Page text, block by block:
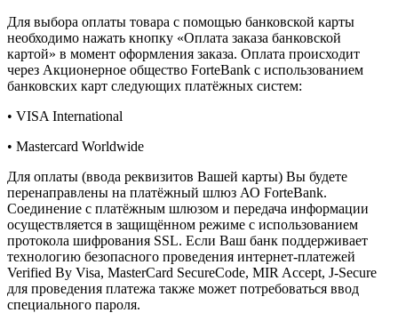
Для выбора оплаты товара с помощью банковской карты
необходимо нажать кнопку «Оплата заказа банковской
картой» в момент оформления заказа. Оплата происходит
через Акционерное общество ForteBank с использованием
банковских карт следующих платёжных систем:
• VISA International
• Mastercard Worldwide
Для оплаты (ввода реквизитов Вашей карты) Вы будете
перенаправлены на платёжный шлюз АО ForteBank.
Соединение с платёжным шлюзом и передача информации
осуществляется в защищённом режиме с использованием
протокола шифрования SSL. Если Ваш банк поддерживает
технологию безопасного проведения интернет-платежей
Verified By Visa, MasterCard SecureCode, MIR Accept, J-Secure
для проведения платежа также может потребоваться ввод
специального пароля.